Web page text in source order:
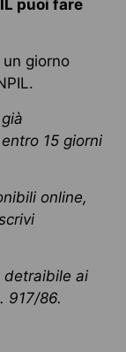
puoi fare
giorno
15 giorni
online,
detraibile ai
917/86.